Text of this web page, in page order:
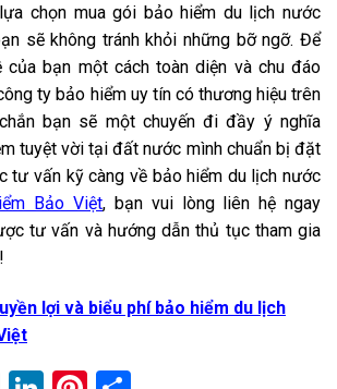
chọn mua gói bảo hiểm du lịch nước
sẽ không tránh khỏi những bỡ ngỡ. Để
bạn một cách toàn diện và chu đáo
ty bảo hiểm uy tín có thương hiệu trên
bạn sẽ một chuyến đi đầy ý nghĩa
tuyệt vời tại đất nước mình chuẩn bị đặt
tư vấn kỹ càng về bảo hiểm du lịch nước
Bảo Việt, bạn vui lòng liên hệ ngay
tư vấn và hướng dẫn thủ tục tham gia
lợi và biểu phí bảo hiểm du lịch